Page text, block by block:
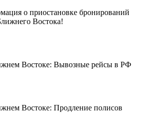
о приостановке бронирований
Востока!
Востоке: Вывозные рейсы в РФ
Востоке: Продление полисов